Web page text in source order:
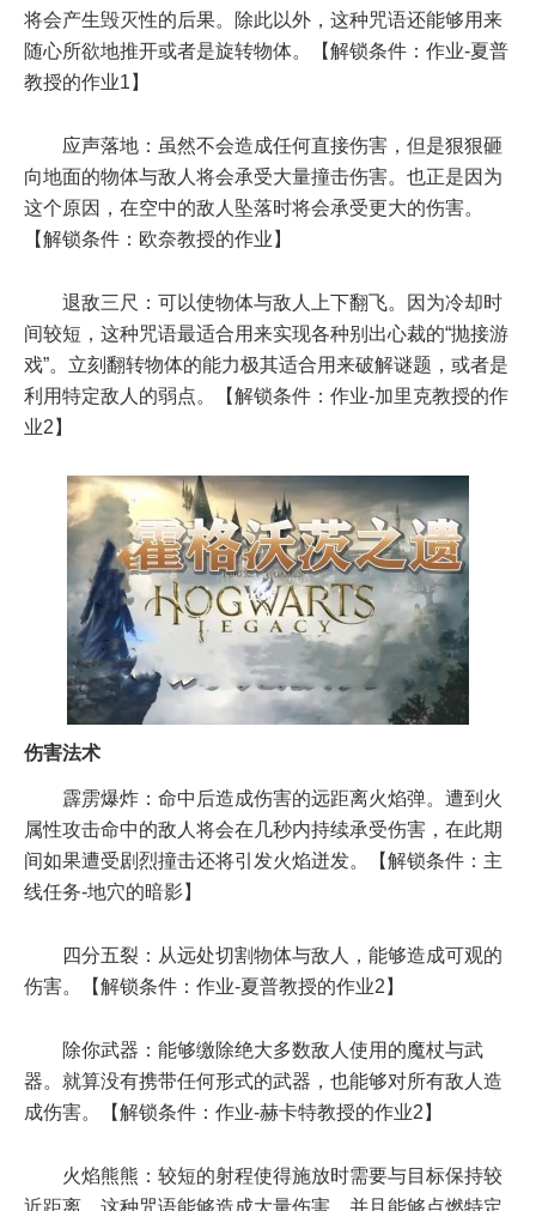
将会产生毁灭性的后果。除此以外，这种咒语还能够用来
随心所欲地推开或者是旋转物体。【解锁条件：作业-夏普
教授的作业1】
应声落地：虽然不会造成任何直接伤害，但是狠狠砸
向地面的物体与敌人将会承受大量撞击伤害。也正是因为
这个原因，在空中的敌人坠落时将会承受更大的伤害。
【解锁条件：欧奈教授的作业】
退敌三尺：可以使物体与敌人上下翻飞。因为冷却时
间较短，这种咒语最适合用来实现各种别出心裁的“抛接游
戏”。立刻翻转物体的能力极其适合用来破解谜题，或者是
利用特定敌人的弱点。【解锁条件：作业-加里克教授的作
业2】
伤害法术
霹雳爆炸：命中后造成伤害的远距离火焰弹。遭到火
属性攻击命中的敌人将会在几秒内持续承受伤害，在此期
间如果遭受剧烈撞击还将引发火焰迸发。【解锁条件：主
线任务-地穴的暗影】
四分五裂：从远处切割物体与敌人，能够造成可观的
伤害。【解锁条件：作业-夏普教授的作业2】
除你武器：能够缴除绝大多数敌人使用的魔杖与武
器。就算没有携带任何形式的武器，也能够对所有敌人造
成伤害。【解锁条件：作业-赫卡特教授的作业2】
火焰熊熊：较短的射程使得施放时需要与目标保持较
近距离。这种咒语能够造成大量伤害，并且能够点燃特定